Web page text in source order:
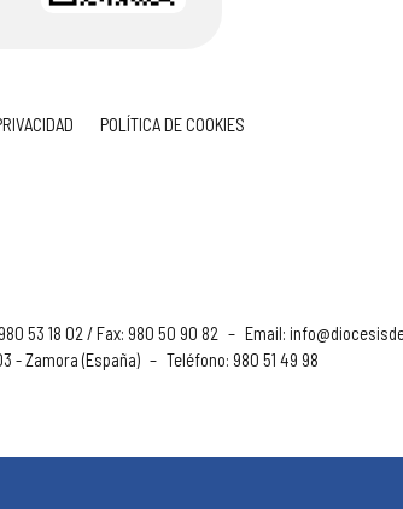
POLÍTICA DE COOKIES
53 18 02 / Fax: 980 50 90 82 – Email:
- Zamora (España) – Teléfono: 980 51 49 98